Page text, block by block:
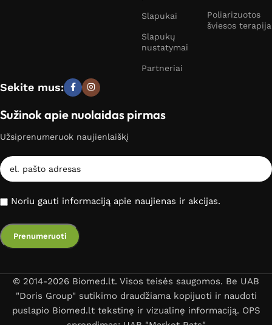
Slapukai
Slapukų
nustatymai
Partneriai
Poliarizuotos
šviesos terapija
Sekite mus:
Sužinok apie nuolaidas pirmas
Užsiprenumeruok naujienlaiškį
Noriu gauti informaciją apie naujienas ir akcijas.
© 2014-2026 Biomed.lt. Visos teisės saugomos. Be UAB
"Doris Group" sutikimo draudžiama kopijuoti ir naudoti
puslapio Biomed.lt tekstinę ir vizualinę informaciją. OPS